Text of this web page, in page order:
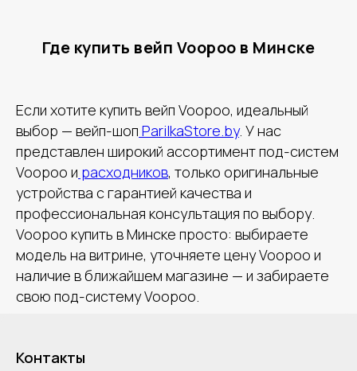
Где купить вейп Voopoo в Минске
Если хотите купить вейп Voopoo, идеальный
выбор — вейп-шоп ParilkaStore.by. У нас
представлен широкий ассортимент под-систем
Voopoo и расходников, только оригинальные
устройства с гарантией качества и
профессиональная консультация по выбору.
Voopoo купить в Минске просто: выбираете
модель на витрине, уточняете цену Voopoo и
наличие в ближайшем магазине — и забираете
свою под-систему Voopoo.
Контакты